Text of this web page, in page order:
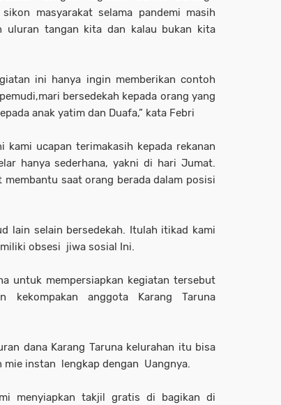
masyarakat selama pandemi masih
uluran tangan kita dan kalau bukan kita
ini hanya ingin memberikan contoh
bersedekah kepada orang yang
anak yatim dan Duafa,” kata Febri
kami ucapan terimakasih kepada rekanan
hanya sederhana, yakni di hari Jumat.
saat orang berada dalam posisi
lain selain bersedekah. Itulah itikad kami
obsesi jiwa sosial Ini.
untuk mempersiapkan kegiatan tersebut
kekompakan anggota Karang Taruna
dana Karang Taruna kelurahan itu bisa
mie instan lengkap dengan Uangnya.
menyiapkan takjil gratis di bagikan di